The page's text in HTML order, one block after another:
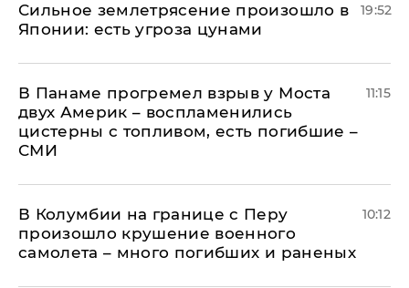
Сильное землетрясение произошло в
Японии: есть угроза цунами
19:52
В Панаме прогремел взрыв у Моста
двух Америк – воспламенились
цистерны с топливом, есть погибшие –
СМИ
11:15
В Колумбии на границе с Перу
произошло крушение военного
самолета – много погибших и раненых
10:12